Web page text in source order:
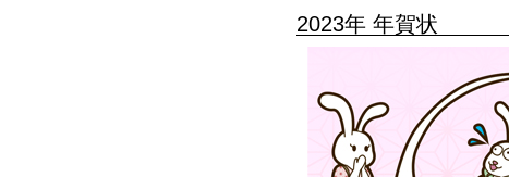
2023年 年賀状